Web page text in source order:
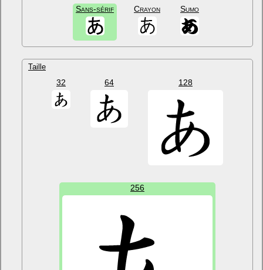
Sans-sérif Crayon Sumo
Taille
32 64 128
256